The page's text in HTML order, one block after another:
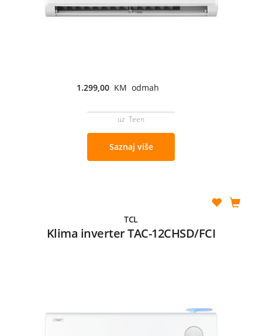
1.299,00 KM odmah
uz Teen
Saznaj više
TCL
Klima inverter TAC-12CHSD/FCI